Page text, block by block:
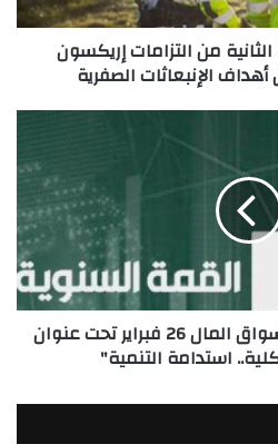
من التزامات إريكسون
الإنبعاثات الصفرية
انعقاد القمة السنوية لأسواق المال 26 فبراير تحت عنوان
استدامة التنمية"